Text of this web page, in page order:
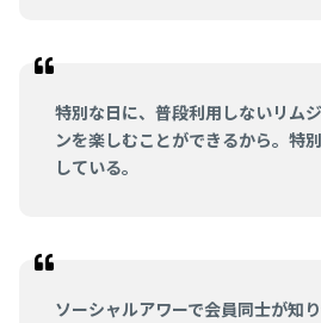
特別な日に、普段利用しないリム
ンを楽しむことができるから。特
している。
ソーシャルアワーで会員同士が知